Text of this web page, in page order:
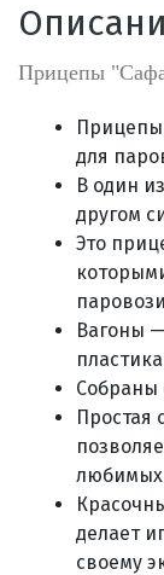
Отправляем во
службами Пэк,
доставка,
Через
Прицепы
для
В один
другом
Это
Вагоны
Собраны
Простая
любимых
делает
своему